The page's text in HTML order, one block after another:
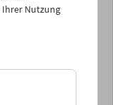
Ihrer Nutzung